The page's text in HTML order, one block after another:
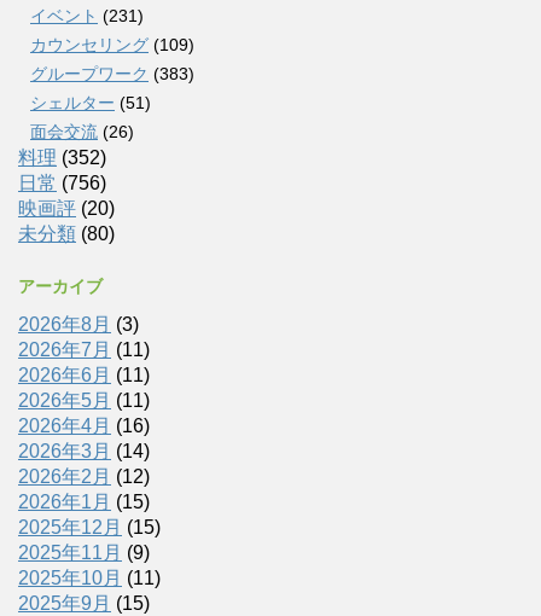
イベント (231)
カウンセリング (109)
グループワーク (383)
シェルター (51)
面会交流 (26)
料理 (352)
日常 (756)
映画評 (20)
未分類 (80)
アーカイブ
2026年8月 (3)
2026年7月 (11)
2026年6月 (11)
2026年5月 (11)
2026年4月 (16)
2026年3月 (14)
2026年2月 (12)
2026年1月 (15)
2025年12月 (15)
2025年11月 (9)
2025年10月 (11)
2025年9月 (15)